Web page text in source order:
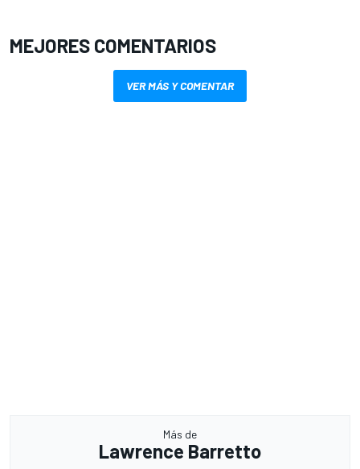
MEJORES COMENTARIOS
VER MÁS Y COMENTAR
Más de
Lawrence Barretto